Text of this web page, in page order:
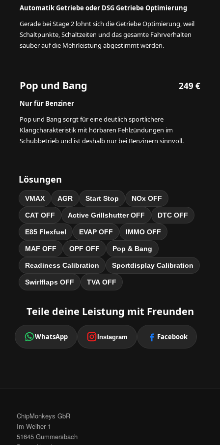
Automatik Getriebe oder DSG Getriebe Optimierung
Gerade bei Stage 2 lohnt sich die Getriebe Optimierung, weil
Schaltpunkte, Schaltzeiten und das gesamte Fahrverhalten
sauber auf die Mehrleistung abgestimmt werden.
Pop und Bang 249 €
Nur für Benziner
Pop und Bang sorgt für eine deutlich sportlichere
Klangcharakteristik mit hörbaren Fehlzündungen im
Schubbetrieb und ist deshalb nur bei Benzinern sinnvoll.
Lösungen
VMAX AGR Start Stop NOx OFF
CAT OFF Active Grillshutter OFF DTC OFF
E85 Flexfuel EVAP OFF IMMO OFF
MAF OFF OPF OFF Pop & Bang
Readiness Calibration Sportdisplay Calibration
Swirlflaps OFF TVA OFF
Teile deine Leistung mit Freunden
WhatsApp Instagram Facebook
ChipMonkeys GbR
Im Weiher 1
51645 Gummersbach